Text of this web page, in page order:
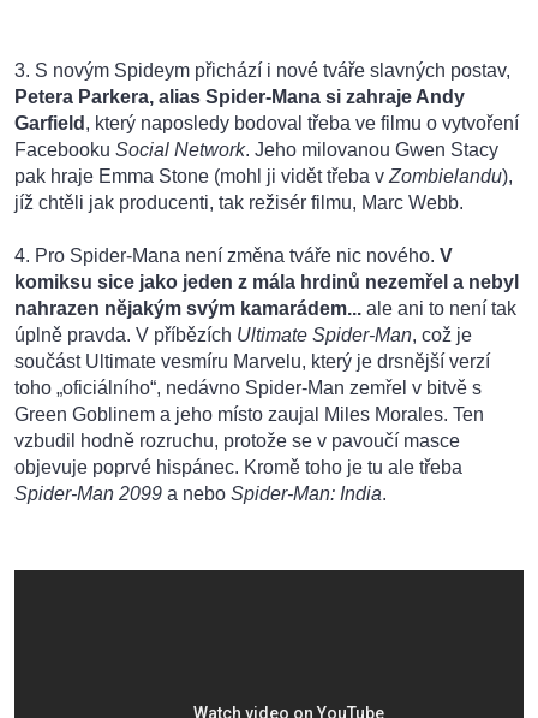
3. S novým Spideym přichází i nové tváře slavných postav,
Petera Parkera, alias Spider-Mana si zahraje Andy
Garfield , který naposledy bodoval třeba ve filmu o vytvoření
Facebooku Social Network. Jeho milovanou Gwen Stacy
pak hraje Emma Stone (mohl ji vidět třeba v Zombielandu),
jíž chtěli jak producenti, tak režisér filmu, Marc Webb.
4. Pro Spider-Mana není změna tváře nic nového. V
komiksu sice jako jeden z mála hrdinů nezemřel a nebyl
nahrazen nějakým svým kamarádem... ale ani to není tak
úplně pravda. V příbězích Ultimate Spider-Man, což je
součást Ultimate vesmíru Marvelu, který je drsnější verzí
toho „oficiálního“, nedávno Spider-Man zemřel v bitvě s
Green Goblinem a jeho místo zaujal Miles Morales. Ten
vzbudil hodně rozruchu, protože se v pavoučí masce
objevuje poprvé hispánec. Kromě toho je tu ale třeba
Spider-Man 2099 a nebo Spider-Man: India.